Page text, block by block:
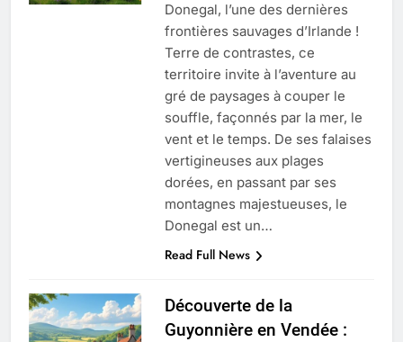
Donegal, l’une des dernières
frontières sauvages d’Irlande !
Terre de contrastes, ce
territoire invite à l’aventure au
gré de paysages à couper le
souffle, façonnés par la mer, le
vent et le temps. De ses falaises
vertigineuses aux plages
dorées, en passant par ses
montagnes majestueuses, le
Donegal est un…
Read Full News
Découverte de la
Guyonnière en Vendée :